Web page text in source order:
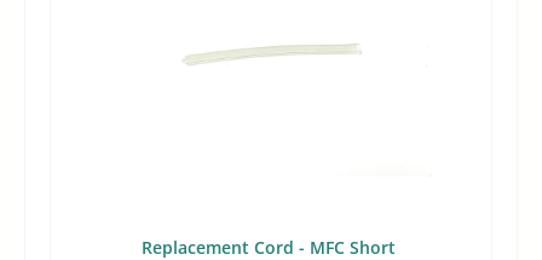
Replacement Cord - MFC Short